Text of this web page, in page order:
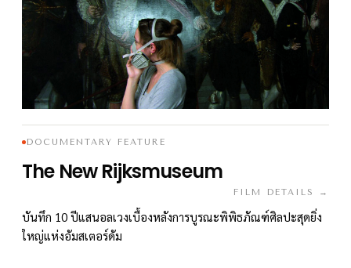
DOCUMENTARY FEATURE
The New Rijksmuseum
FILM DETAILS →
บันทึก 10 ปีแสนอลเวงเบื้องหลังการบูรณะพิพิธภัณฑ์ศิลปะสุดยิ่ง
ใหญ่แห่งอัมสเตอร์ดัม